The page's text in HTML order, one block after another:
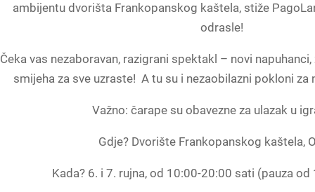
ambijentu dvorišta Frankopanskog kaštela, stiže
odrasle!
Čeka vas nezaboravan, razigrani spektakl – novi
smijeha za sve uzraste! A tu su i nezaobilazni pokloni za
Važno: čarape su obavezne za ulazak u
Gdje? Dvorište Frankopanskog kaštela,
Kada? 6. i 7. rujna, od 10:00-20:00 sati (pauza